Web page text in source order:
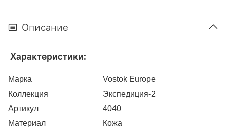
Описание
Характеристики:
Марка
Vostok Europe
Коллекция
Экспедиция-2
Артикул
4040
Материал
Кожа